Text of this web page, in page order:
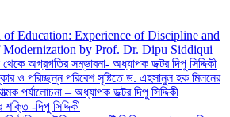
Education: Experience of Discipline and
by Prof. Dr. Dipu Siddiqui
থেকে অগ্রগতির সম্ভাবনা- অধ্যাপক ডক্টর দিপু সিদ্দিকী
ও পরিচ্ছন্ন পরিবেশ সৃষ্টিতে ড. এহসানুল হক মিলনের
পর্যালোচনা – অধ্যাপক ডক্টর দিপু সিদ্দিকী
-দিপু সিদ্দিকী